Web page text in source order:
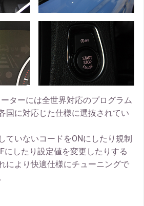
ターには全世界対応のプログラム
国に対応じた仕様に選抜されてい
ていないコードをONにしたり規制
にしたり設定値を変更したりする
により快適仕様にチューニングで